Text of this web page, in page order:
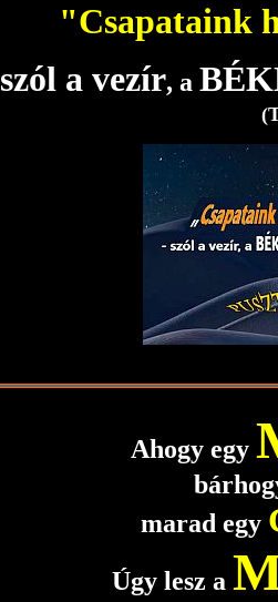
"Csapataink
szól a vezír, a
Ahogy egy
marad egy
Úgy lesz a